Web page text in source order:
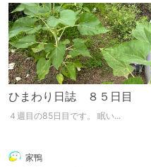
ひまわり日誌 ８５日目
４週目の85日目です。 眠い...
家鴨